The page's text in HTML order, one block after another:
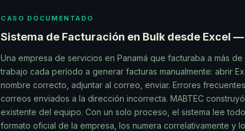
CASO DOCUMENTADO
Sistema de Facturación en Bulk desde Excel
Una empresa de servicios en Panamá que facturaba a más
trabajo cada período a generar facturas manualmente: abrir
nombre correcto, adjuntar al correo, enviar. Errores
correos enviados a la dirección incorrecta. MABTEC
existente del equipo. Con un solo proceso, el sistema lee
formato oficial de la empresa, los numera correlativamente y